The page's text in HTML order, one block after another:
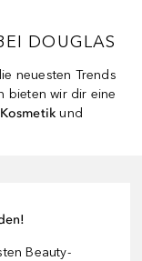
DOUGLAS
neuesten Trends
bieten wir dir eine
und
Beauty-